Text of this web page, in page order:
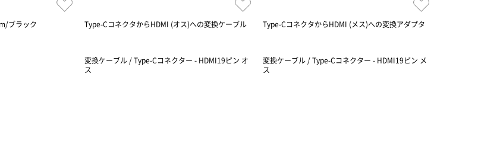
ブラック Type-CコネクタからHDMI (オス)への変換ケーブル
変換ケーブル / Type-Cコネクター - HDMI19ピン オ
ス
Type-CコネクタからHDMI (メス)への変換アダプタ
変換ケーブル / Type-Cコネクター - HDMI19ピン メ
ス